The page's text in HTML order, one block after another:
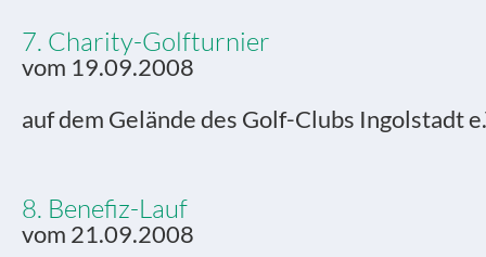
7. Charity-Golfturnier
vom 19.09.2008
auf dem Gelände des Golf-Clubs Ingolstadt
8. Benefiz-Lauf
vom 21.09.2008